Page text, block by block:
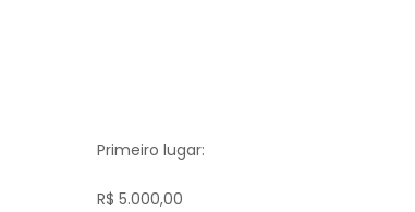
Primeiro lugar:
R$ 5.000,00